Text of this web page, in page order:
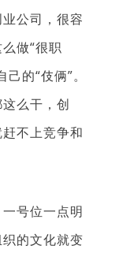
公司，很容
做“很职
的“伎俩”。
么干，创
不上竞争和
号位一点明
的文化就变